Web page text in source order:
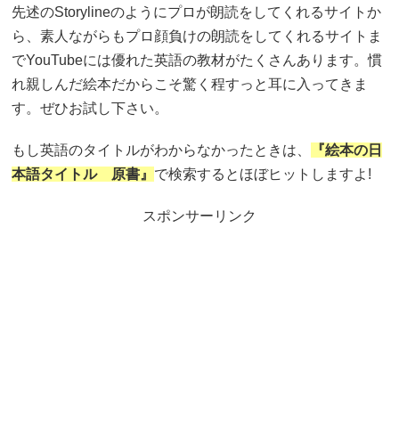
先述のStorylineのようにプロが朗読をしてくれるサイトか
ら、素人ながらもプロ顔負けの朗読をしてくれるサイトま
でYouTubeには優れた英語の教材がたくさんあります。慣
れ親しんだ絵本だからこそ驚く程すっと耳に入ってきま
す。ぜひお試し下さい。
もし英語のタイトルがわからなかったときは、
『絵本の日
本語タイトル 原書』 で検索するとほぼヒットしますよ!
スポンサーリンク